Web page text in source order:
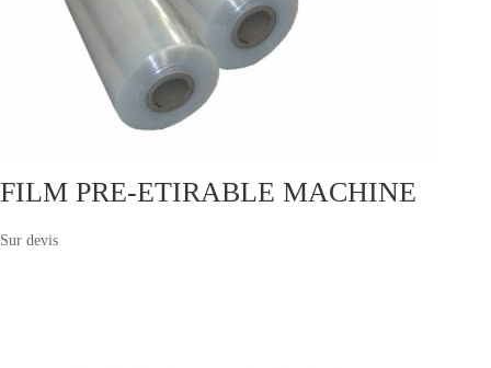
FILM PRE-ETIRABLE MACHINE
Sur devis